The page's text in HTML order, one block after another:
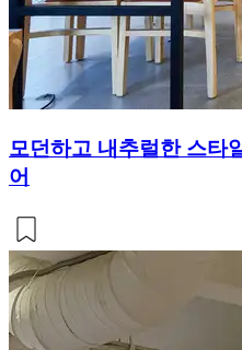
모던하고 내추럴한 스타
어